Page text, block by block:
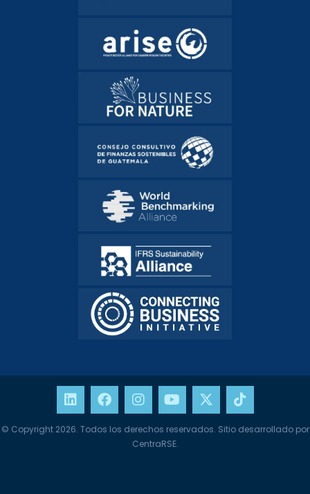
© Copyright 2026. Todos los derechos reservados. Sitio desarrollado por
CentraRSE.